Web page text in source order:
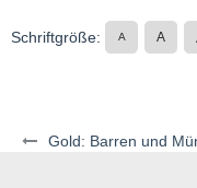
Gold: Barren und
Schriftgröße: A A